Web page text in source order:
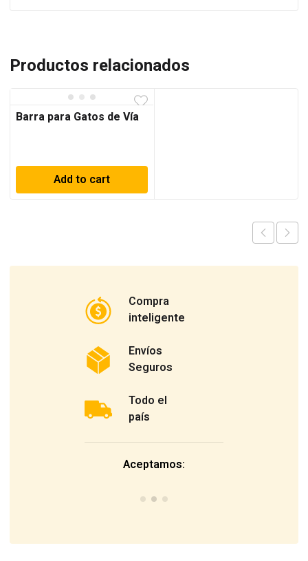
Productos relacionados
Barra para Gatos de Vía
Add to cart
Compra
inteligente
Envíos
Seguros
Todo el
país
Aceptamos: